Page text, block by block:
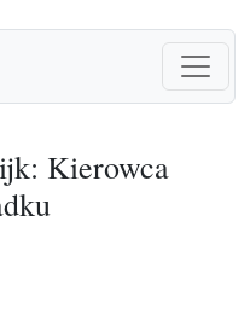
Kierowca